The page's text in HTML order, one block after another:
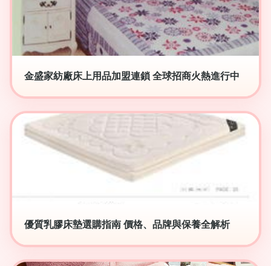
金盛家紡廠床上用品加盟連鎖 全球招商火熱進行中
優質乳膠床墊選購指南 價格、品牌與保養全解析